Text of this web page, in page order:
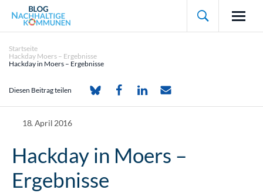

Startseite
Hackday Moers – Ergebnisse
Hackday in Moers – Ergebnisse
Diesen Beitrag teilen
18. April 2016
Hackday in Moers –
Ergebnisse